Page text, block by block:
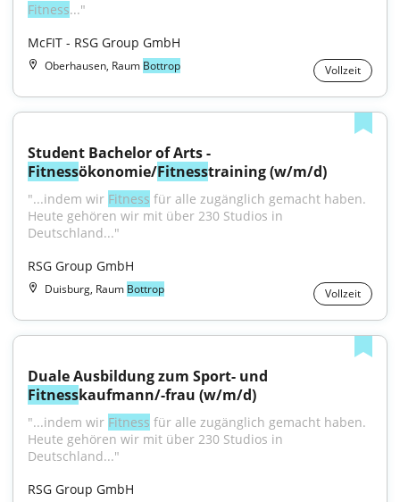
Fitness..."
McFIT - RSG Group GmbH
Oberhausen, Raum Bottrop Vollzeit
Fitnessökonomie/Fitnesstraining (w/m/d)
"...indem wir Fitness für alle zugänglich gemacht haben.
Heute gehören wir mit über 230 Studios in
Deutschland..."
RSG Group GmbH
Duisburg, Raum Bottrop Vollzeit
Fitnesskaufmann/-frau (w/m/d)
"...indem wir Fitness für alle zugänglich gemacht haben.
Heute gehören wir mit über 230 Studios in
Deutschland..."
RSG Group GmbH